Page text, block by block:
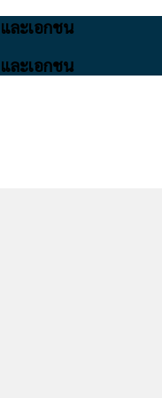
ละเอกชน
ละเอกชน